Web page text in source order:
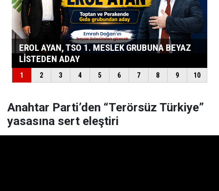
Anahtar Parti’den “Terörsüz Türkiye”
yasasına sert eleştiri